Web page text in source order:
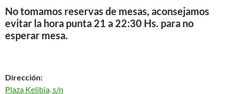
No tomamos reservas de mesas, aconsejamos
evitar la hora punta 21 a 22:30 Hs. para no
esperar mesa.
Dirección:
Plaza Kelibia, s/n